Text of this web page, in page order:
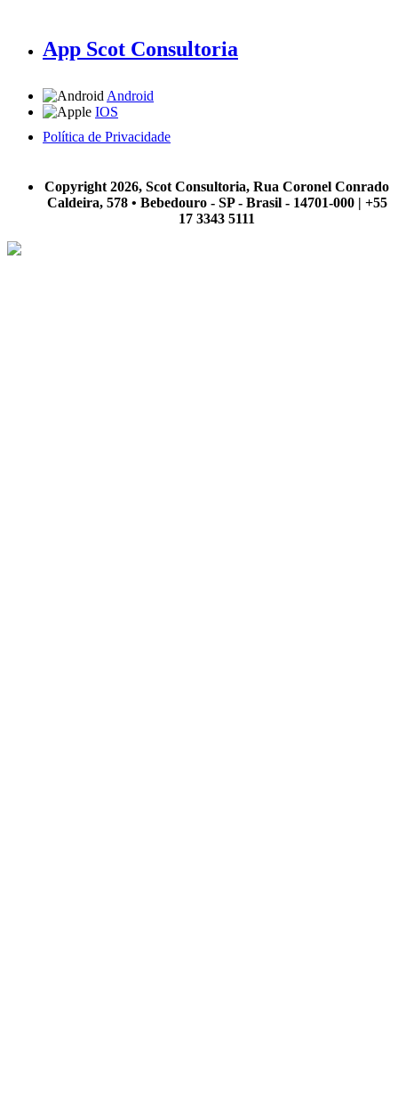
App Scot Consultoria
Android
IOS
Política de Privacidade
Copyright 2026, Scot Consultoria, Rua Coronel Conrado
Caldeira, 578 • Bebedouro - SP - Brasil - 14701-000 | +55
17 3343 5111